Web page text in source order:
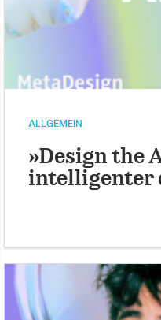
ALLGEMEIN
»Design the
intelligenter